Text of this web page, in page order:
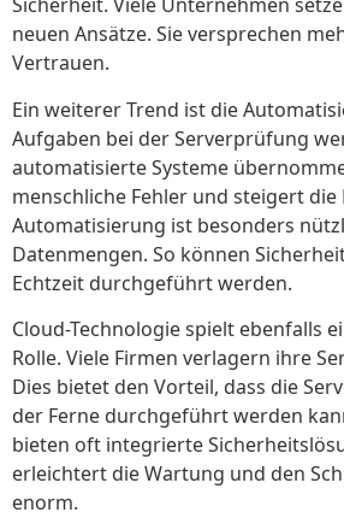
neuen Ansätze. Sie versprechen
Vertrauen.
Ein weiterer Trend ist die
Aufgaben bei der Serverprüfung
automatisierte Systeme
menschliche Fehler und steigert die
Automatisierung ist besonders
Datenmengen. So können
Echtzeit durchgeführt werden.
Cloud-Technologie spielt ebenfalls
Rolle. Viele Firmen verlagern ihre
Dies bietet den Vorteil, dass die
der Ferne durchgeführt werden
bieten oft integrierte
erleichtert die Wartung und den
enorm.